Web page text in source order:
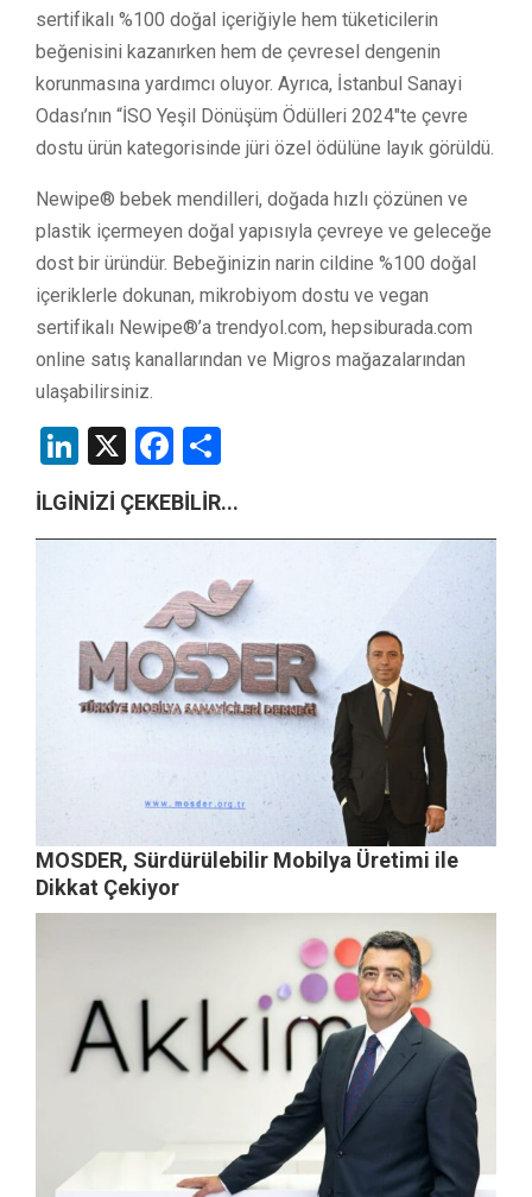
sertifikalı %100 doğal içeriğiyle hem tüketicilerin
beğenisini kazanırken hem de çevresel dengenin
korunmasına yardımcı oluyor. Ayrıca, İstanbul Sanayi
Odası’nın “İSO Yeşil Dönüşüm Ödülleri 2024″te çevre
dostu ürün kategorisinde jüri özel ödülüne layık görüldü.
Newipe® bebek mendilleri, doğada hızlı çözünen ve
plastik içermeyen doğal yapısıyla çevreye ve geleceğe
dost bir üründür. Bebeğinizin narin cildine %100 doğal
içeriklerle dokunan, mikrobiyom dostu ve vegan
sertifikalı Newipe®’a trendyol.com, hepsiburada.com
online satış kanallarından ve Migros mağazalarından
ulaşabilirsiniz.
LinkedIn
X Facebook
İLGİNİZİ ÇEKEBİLİR...
MOSDER, Sürdürülebilir Mobilya Üretimi ile
Dikkat Çekiyor